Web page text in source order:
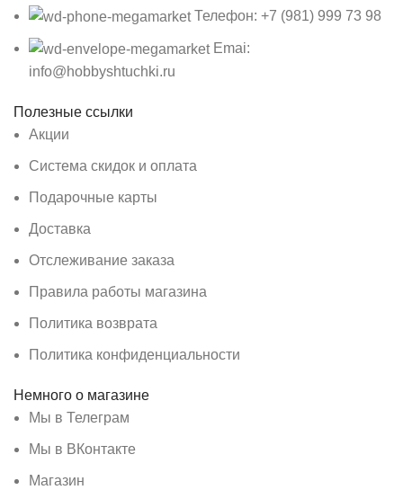
Телефон: +7 (981) 999 73 98
Emai:
info@hobbyshtuchki.ru
Полезные ссылки
Акции
Система скидок и оплата
Подарочные карты
Доставка
Отслеживание заказа
Правила работы магазина
Политика возврата
Политика конфиденциальности
Немного о магазине
Мы в Телеграм
Мы в ВКонтакте
Магазин